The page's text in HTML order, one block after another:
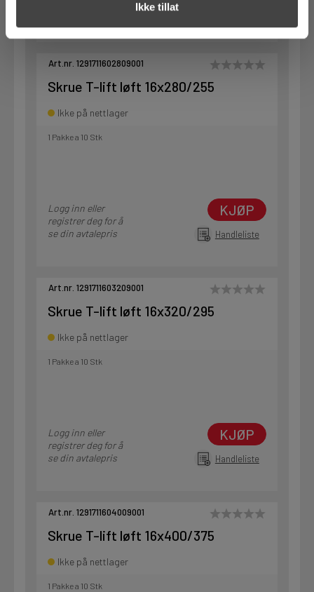
Ikke tillat
Art.nr. 1291711602809001
Skrue T-lift løft 16x280/255
Ikke på nettlager
1 Pakke a 10 Stk
Logg inn eller
registrer deg for å
se din avtalepris
KJØP
Handleliste
Art.nr. 1291711603209001
Skrue T-lift løft 16x320/295
Ikke på nettlager
1 Pakke a 10 Stk
Logg inn eller
registrer deg for å
se din avtalepris
KJØP
Handleliste
Art.nr. 1291711604009001
Skrue T-lift løft 16x400/375
Ikke på nettlager
1 Pakke a 10 Stk